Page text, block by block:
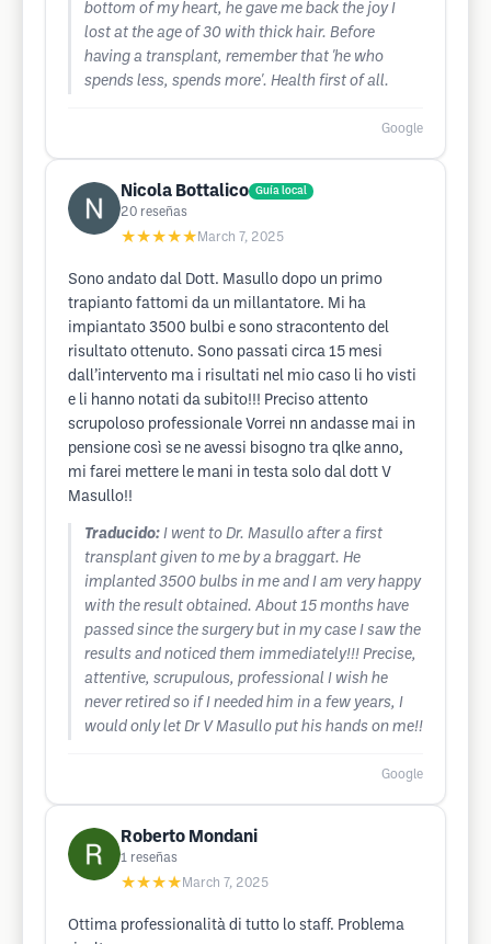
bottom of my heart, he gave me back the joy I
lost at the age of 30 with thick hair. Before
having a transplant, remember that 'he who
spends less, spends more'. Health first of all.
Google
Nicola Bottalico Guía local
20 reseñas
★★★★★ March 7, 2025
Sono andato dal Dott. Masullo dopo un primo
trapianto fattomi da un millantatore. Mi ha
impiantato 3500 bulbi e sono stracontento del
risultato ottenuto. Sono passati circa 15 mesi
dall’intervento ma i risultati nel mio caso li ho visti
e li hanno notati da subito!!! Preciso attento
scrupoloso professionale Vorrei nn andasse mai in
pensione così se ne avessi bisogno tra qlke anno,
mi farei mettere le mani in testa solo dal dott V
Masullo!!
Traducido: I went to Dr. Masullo after a first
transplant given to me by a braggart. He
implanted 3500 bulbs in me and I am very happy
with the result obtained. About 15 months have
passed since the surgery but in my case I saw the
results and noticed them immediately!!! Precise,
attentive, scrupulous, professional I wish he
never retired so if I needed him in a few years, I
would only let Dr V Masullo put his hands on me!!
Google
Roberto Mondani
1 reseñas
★★★★ March 7, 2025
Ottima professionalità di tutto lo staff. Problema